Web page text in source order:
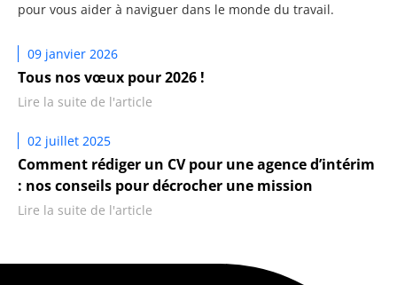
pour vous aider à naviguer dans le monde du travail.
09 janvier 2026
Tous nos vœux pour 2026 !
Lire la suite de l'article
02 juillet 2025
Comment rédiger un CV pour une agence d’intérim
: nos conseils pour décrocher une mission
Lire la suite de l'article